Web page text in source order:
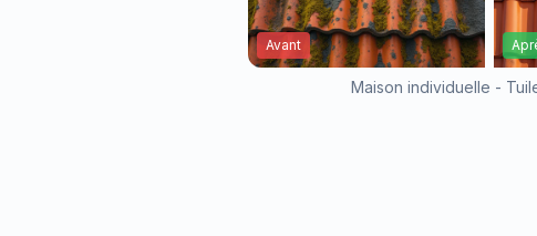
Avant
Maison individuelle -